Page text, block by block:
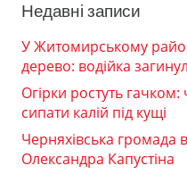
Недавні записи
У Житомирському
дерево: водійка
Огірки ростуть
сипати калій під кущі
Черняхівська громада
Олександра Капустіна